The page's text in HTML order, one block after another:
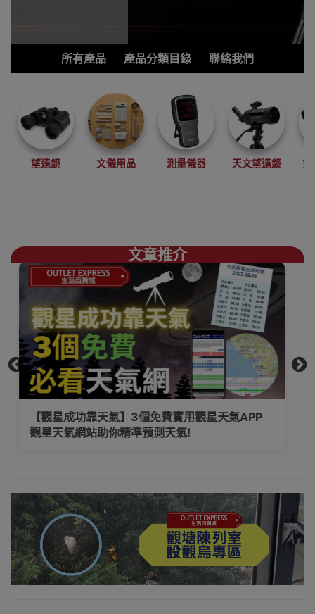
銷售點
所有產品 產品分類目錄 聯絡我們
望遠鏡 文儀用品 測量儀器 天文望遠鏡 雙
文章推介
【買望遠鏡前必睇】望遠鏡介紹及選購指南，更